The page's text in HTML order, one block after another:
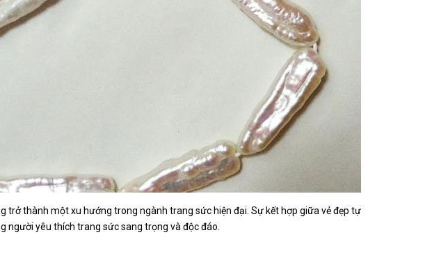
trở thành một xu hướng trong ngành trang sức hiện đại. Sự kết hợp giữa vẻ đẹp tự
người yêu thích trang sức sang trọng và độc đáo.